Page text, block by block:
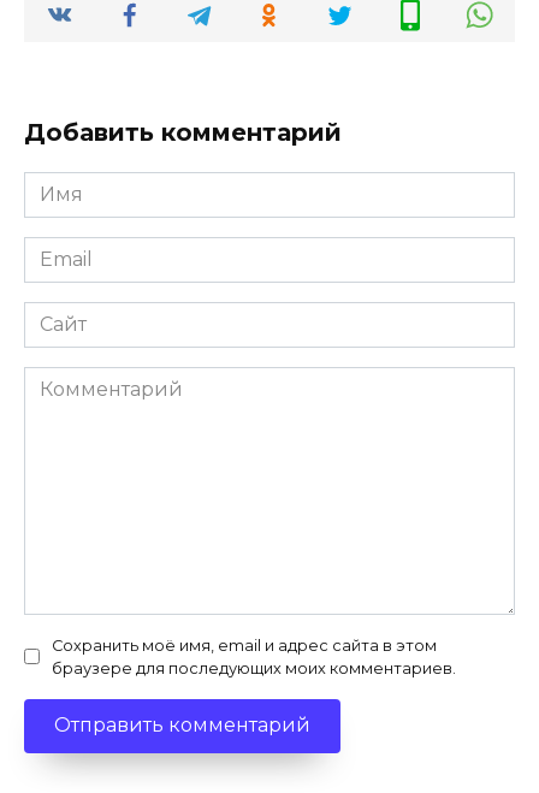
Добавить комментарий
Имя
*
Email
*
Сайт
Комментарий
Сохранить моё имя, email и адрес сайта в этом
браузере для последующих моих комментариев.